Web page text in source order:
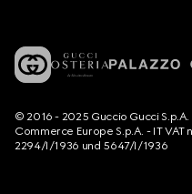
© 2016 - 2025 Guccio Gucci
Commerce Europe S.p.A. - IT VAT
2294/I/1936 und 5647/I/1936